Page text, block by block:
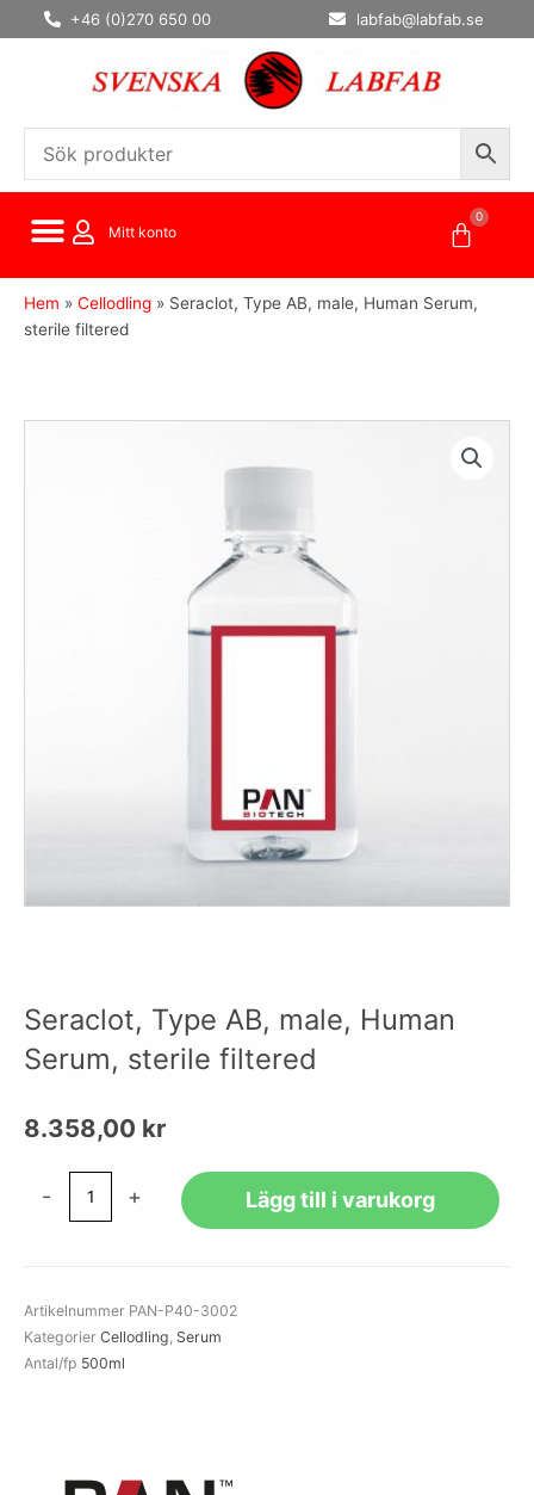
Hoppa
till
+46 (0)270 650 00 labfab@labfab.se
Mitt konto
0
Hem » Cellodling » Seraclot, Type AB, male, Human Serum,
sterile filtered
Seraclot, Type AB, male, Human
Serum, sterile filtered
8.358,00 kr
-
Serum,
sterile
filtered
+ Lägg till i varukorg
Artikelnummer PAN-P40-3002
Kategorier Cellodling, Serum
Antal/fp 500ml